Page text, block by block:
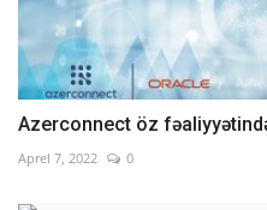
Azerconnect öz
Aprel 7, 2022 0